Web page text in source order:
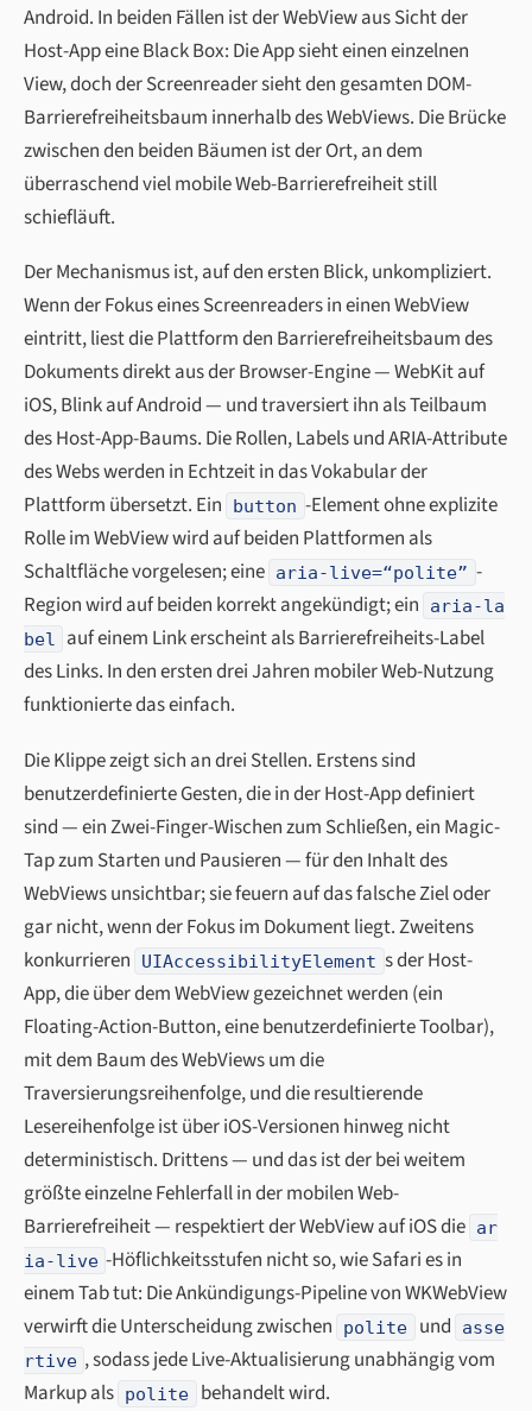
Android. In beiden Fällen ist der WebView aus Sicht der
Host-App eine Black Box: Die App sieht einen einzelnen
View, doch der Screenreader sieht den gesamten DOM-
Barrierefreiheitsbaum innerhalb des WebViews. Die Brücke
zwischen den beiden Bäumen ist der Ort, an dem
überraschend viel mobile Web-Barrierefreiheit still
schiefläuft.
Der Mechanismus ist, auf den ersten Blick, unkompliziert.
Wenn der Fokus eines Screenreaders in einen WebView
eintritt, liest die Plattform den Barrierefreiheitsbaum des
Dokuments direkt aus der Browser-Engine — WebKit auf
iOS, Blink auf Android — und traversiert ihn als Teilbaum
des Host-App-Baums. Die Rollen, Labels und ARIA-Attribute
des Webs werden in Echtzeit in das Vokabular der
Plattform übersetzt. Ein
button -Element ohne explizite
Rolle im WebView wird auf beiden Plattformen als
Schaltfläche vorgelesen; eine aria-live=“polite” -
Region wird auf beiden korrekt angekündigt; ein
aria-la
bel
auf einem Link erscheint als Barrierefreiheits-Label
des Links. In den ersten drei Jahren mobiler Web-Nutzung
funktionierte das einfach.
Die Klippe zeigt sich an drei Stellen. Erstens sind
benutzerdefinierte Gesten, die in der Host-App definiert
sind — ein Zwei-Finger-Wischen zum Schließen, ein Magic-
Tap zum Starten und Pausieren — für den Inhalt des
WebViews unsichtbar; sie feuern auf das falsche Ziel oder
gar nicht, wenn der Fokus im Dokument liegt. Zweitens
konkurrieren
UIAccessibilityElement s der Host-
App, die über dem WebView gezeichnet werden (ein
Floating-Action-Button, eine benutzerdefinierte Toolbar),
mit dem Baum des WebViews um die
Traversierungsreihenfolge, und die resultierende
Lesereihenfolge ist über iOS-Versionen hinweg nicht
deterministisch. Drittens — und das ist der bei weitem
größte einzelne Fehlerfall in der mobilen Web-
Barrierefreiheit — respektiert der WebView auf iOS die ar
ia-live -Höflichkeitsstufen nicht so, wie Safari es in
einem Tab tut: Die Ankündigungs-Pipeline von WKWebView
verwirft die Unterscheidung zwischen
polite und
asse
rtive , sodass jede Live-Aktualisierung unabhängig vom
Markup als polite behandelt wird.